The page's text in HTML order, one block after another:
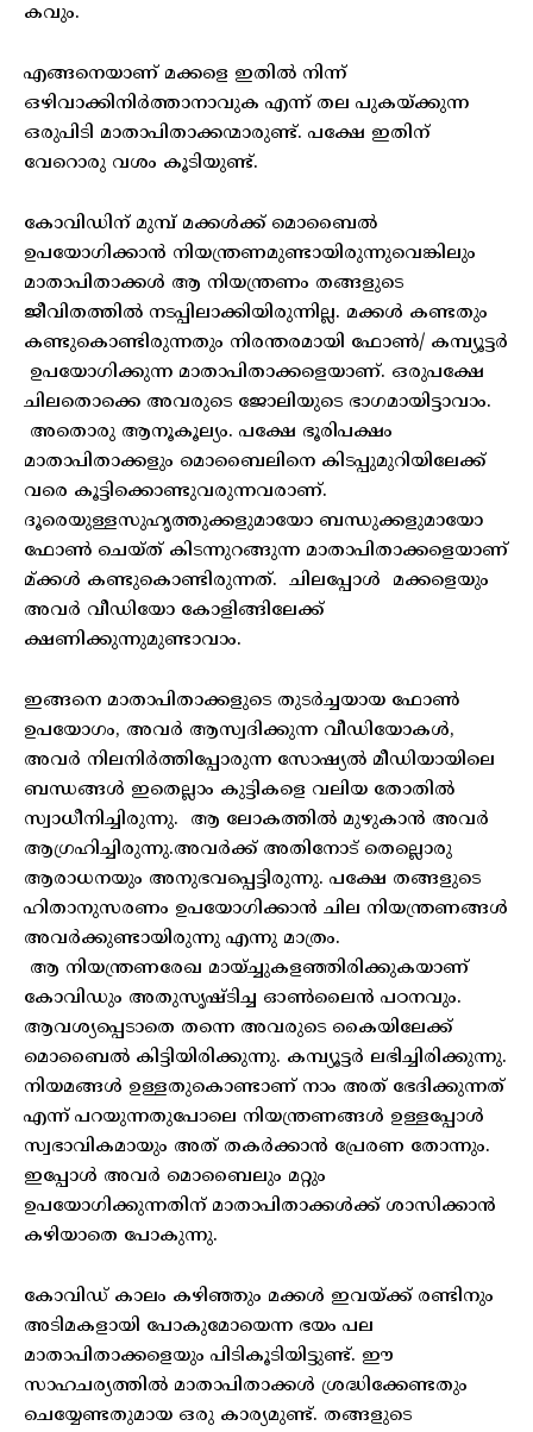
കവും.
എങ്ങനെയാണ് മക്കളെ ഇതിൽ നിന്ന്
ഒഴിവാക്കിനിർത്താനാവുക എന്ന് തല പുകയ്ക്കുന്ന
ഒരുപിടി മാതാപിതാക്കന്മാരുണ്ട്. പക്ഷേ ഇതിന്
വേറൊരു വശം കൂടിയുണ്ട്.
കോവിഡിന് മുമ്പ് മക്കൾക്ക് മൊബൈൽ
ഉപയോഗിക്കാൻ നിയന്ത്രണമുണ്ടായിരുന്നുവെങ്കിലും
മാതാപിതാക്കൾ ആ നിയന്ത്രണം തങ്ങളുടെ
ജീവിതത്തിൽ നടപ്പിലാക്കിയിരുന്നില്ല. മക്കൾ കണ്ടതും
കണ്ടുകൊണ്ടിരുന്നതും നിരന്തരമായി ഫോൺ/ കമ്പ്യൂട്ടർ
ഉപയോഗിക്കുന്ന മാതാപിതാക്കളെയാണ്. ഒരുപക്ഷേ
ചിലതൊക്കെ അവരുടെ ജോലിയുടെ ഭാഗമായിട്ടാവാം.
അതൊരു ആനൂകൂല്യം. പക്ഷേ ഭൂരിപക്ഷം
മാതാപിതാക്കളും മൊബൈലിനെ കിടപ്പുമുറിയിലേക്ക്
വരെ കൂട്ടിക്കൊണ്ടുവരുന്നവരാണ്.
ദൂരെയുള്ളസുഹൃത്തുക്കളുമായോ ബന്ധുക്കളുമായോ
ഫോൺ ചെയ്ത് കിടന്നുറങ്ങുന്ന മാതാപിതാക്കളെയാണ്
മ്ക്കൾ കണ്ടുകൊണ്ടിരുന്നത്. ചിലപ്പോൾ മക്കളെയും
അവർ വീഡിയോ കോളിങ്ങിലേക്ക്
ക്ഷണിക്കുന്നുമുണ്ടാവാം.
ഇങ്ങനെ മാതാപിതാക്കളുടെ തുടർച്ചയായ ഫോൺ
ഉപയോഗം, അവർ ആസ്വദിക്കുന്ന വീഡിയോകൾ,
അവർ നിലനിർത്തിപ്പോരുന്ന സോഷ്യൽ മീഡിയായിലെ
ബന്ധങ്ങൾ ഇതെല്ലാം കുട്ടികളെ വലിയ തോതിൽ
സ്വാധീനിച്ചിരുന്നു. ആ ലോകത്തിൽ മുഴുകാൻ അവർ
ആഗ്രഹിച്ചിരുന്നു.അവർക്ക് അതിനോട് തെല്ലൊരു
ആരാധനയും അനുഭവപ്പെട്ടിരുന്നു. പക്ഷേ തങ്ങളുടെ
ഹിതാനുസരണം ഉപയോഗിക്കാൻ ചില നിയന്ത്രണങ്ങൾ
അവർക്കുണ്ടായിരുന്നു എന്നു മാത്രം.
ആ നിയന്ത്രണരേഖ മായ്ച്ചുകളഞ്ഞിരിക്കുകയാണ്
കോവിഡും അതുസൃഷ്ടിച്ച ഓൺലൈൻ പഠനവും.
ആവശ്യപ്പെടാതെ തന്നെ അവരുടെ കൈയിലേക്ക്
മൊബൈൽ കിട്ടിയിരിക്കുന്നു. കമ്പ്യൂട്ടർ ലഭിച്ചിരിക്കുന്നു.
നിയമങ്ങൾ ഉള്ളതുകൊണ്ടാണ് നാം അത് ഭേദിക്കുന്നത്
എന്ന് പറയുന്നതുപോലെ നിയന്ത്രണങ്ങൾ ഉള്ളപ്പോൾ
സ്വഭാവികമായും അത് തകർക്കാൻ പ്രേരണ തോന്നും.
ഇപ്പോൾ അവർ മൊബൈലും മറ്റും
ഉപയോഗിക്കുന്നതിന് മാതാപിതാക്കൾക്ക് ശാസിക്കാൻ
കഴിയാതെ പോകുന്നു.
കോവിഡ് കാലം കഴിഞ്ഞും മക്കൾ ഇവയ്ക്ക് രണ്ടിനും
അടിമകളായി പോകുമോയെന്ന ഭയം പല
മാതാപിതാക്കളെയും പിടികൂടിയിട്ടുണ്ട്. ഈ
സാഹചര്യത്തിൽ മാതാപിതാക്കൾ ശ്രദ്ധിക്കേണ്ടതും
ചെയ്യേണ്ടതുമായ ഒരു കാര്യമുണ്ട്. തങ്ങളുടെ